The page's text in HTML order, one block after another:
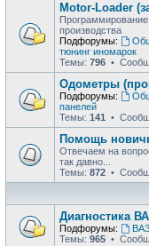
Motor-Loader
производства
Подфорумы:
тюнинг иномарок
Темы: 796 •
Одометры
Подфорумы:
панелей
Темы: 141 •
Помощь
Отвечаем на
так давно...
Темы: 872 •
Диагностика
Подфорумы: ВАЗ
Темы: 965 •